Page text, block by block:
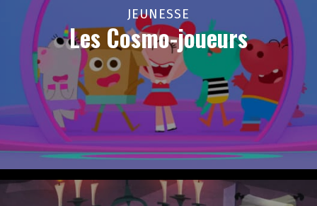
JEUNESSE
Les Cosmo-joueurs